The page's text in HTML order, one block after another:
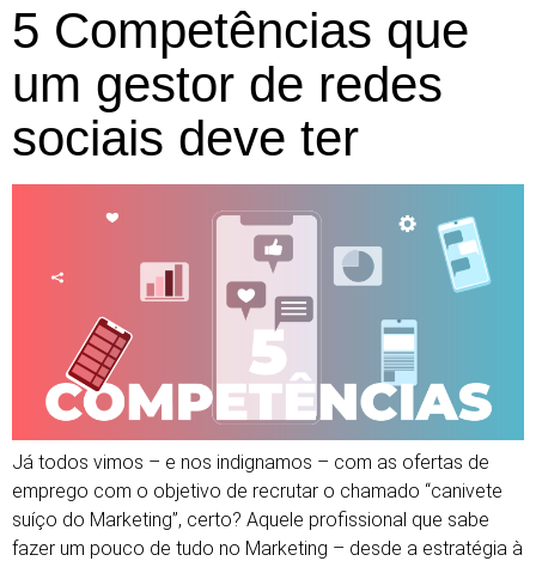
5 Competências que
um gestor de redes
sociais deve ter
Já todos vimos – e nos indignamos – com as ofertas de
emprego com o objetivo de recrutar o chamado “canivete
suíço do Marketing”, certo? Aquele profissional que sabe
fazer um pouco de tudo no Marketing – desde a estratégia à